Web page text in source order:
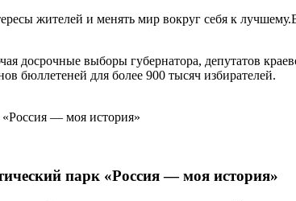
жителей и менять мир вокруг себя к
досрочные выборы губернатора, депутатов
бюллетеней для более 900 тысяч избирателей.
парк «Россия — моя история»